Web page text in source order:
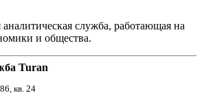
служба, работающая на
и общества.
Turan
кв. 24